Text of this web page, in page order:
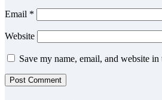
Email *
Website
Save my name, email, and website